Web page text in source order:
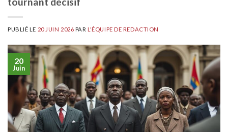
PUBLIÉ LE 20 JUIN 2026 PARL'ÉQUIPE DE REDACTION
20
Juin